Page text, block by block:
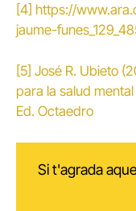
[4] https://
jaume-
[5] José R. Ubieto
para la salud
Ed. Octaedro
Si t'agrada